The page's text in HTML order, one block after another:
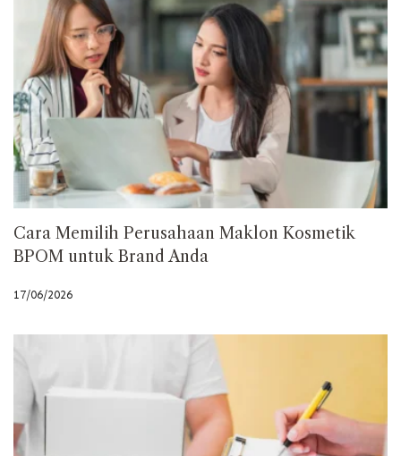
Cara Memilih Perusahaan Maklon Kosmetik
BPOM untuk Brand Anda
17/06/2026